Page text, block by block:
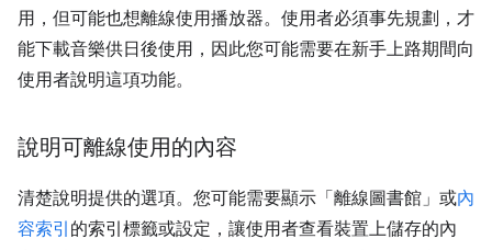
用，但可能也想離線使用播放器。使用者必須事先規劃，才
能下載音樂供日後使用，因此您可能需要在新手上路期間向
使用者說明這項功能。
說明可離線使用的內容
清楚說明提供的選項。您可能需要顯示「離線圖書館」或內
容索引 的索引標籤或設定，讓使用者查看裝置上儲存的內